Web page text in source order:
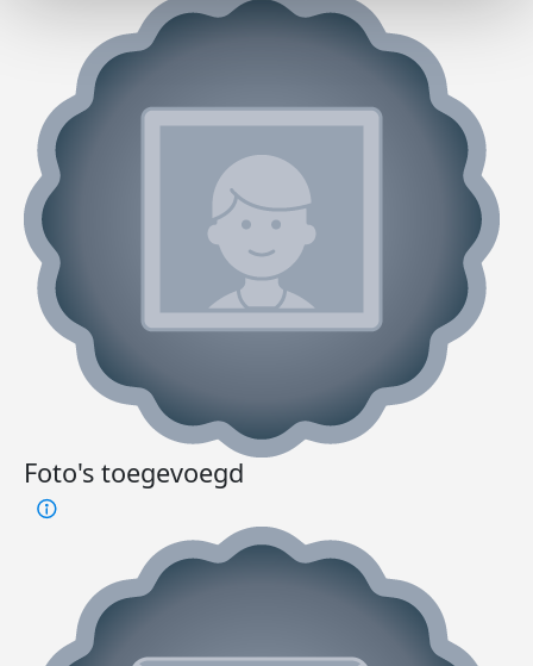
Foto's toegevoegd